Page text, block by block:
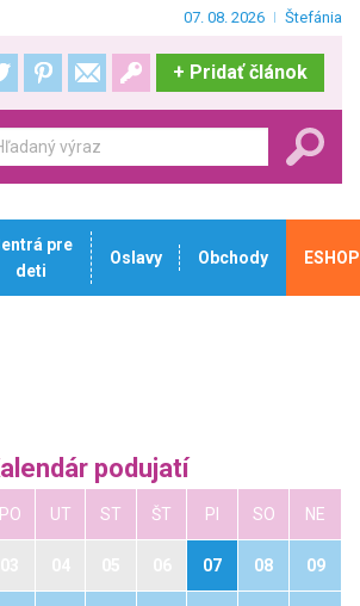
07. 08. 2026 Štefánia
+ Pridať článok
pre
deti
Oslavy Obchody ESHOP
podujatí
PO UT ST ŠT PI SO NE
07 08 09